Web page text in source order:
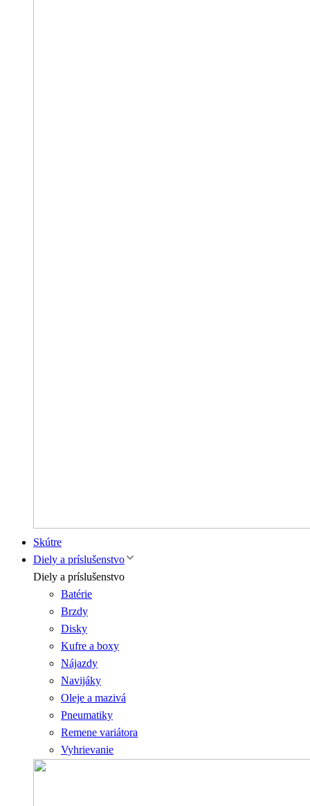
Skútre
Diely a príslušenstvo
Diely a príslušenstvo
Batérie
Brzdy
Disky
Kufre a boxy
Nájazdy
Navijáky
Oleje a mazivá
Pneumatiky
Remene variátora
Vyhrievanie